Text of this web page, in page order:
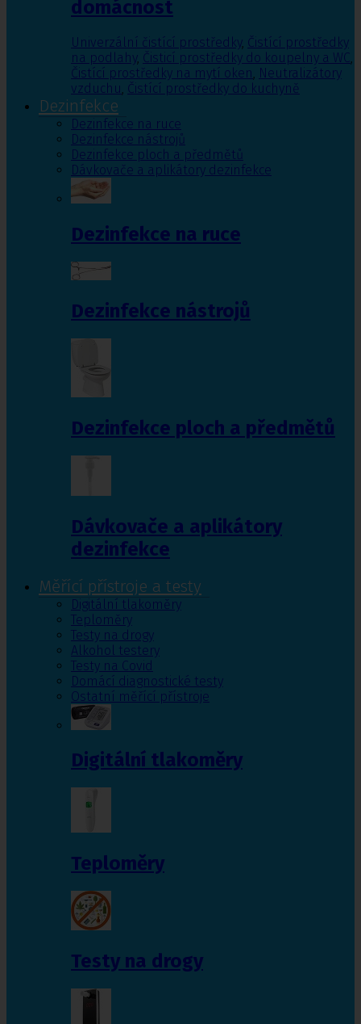
domácnost
Univerzální čistící prostředky, Čistící prostředky
na podlahy, Čisticí prostředky do koupelny a WC,
Čistící prostředky na mytí oken, Neutralizátory
vzduchu, Čistící prostředky do kuchyně
Dezinfekce
Dezinfekce na ruce
Dezinfekce nástrojů
Dezinfekce ploch a předmětů
Dávkovače a aplikátory dezinfekce
Dezinfekce na ruce
Dezinfekce nástrojů
Dezinfekce ploch a předmětů
Dávkovače a aplikátory
dezinfekce
Měřící přístroje a testy
Digitální tlakoměry
Teploměry
Testy na drogy
Alkohol testery
Testy na Covid
Domácí diagnostické testy
Ostatní měřící přístroje
Digitální tlakoměry
Teploměry
Testy na drogy